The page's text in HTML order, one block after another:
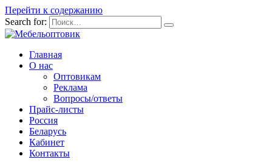
Перейти к содержанию
Search for:
Главная
О нас
Оптовикам
Реклама
Вопросы/ответы
Прайс-листы
Россия
Беларусь
Кабинет
Контакты